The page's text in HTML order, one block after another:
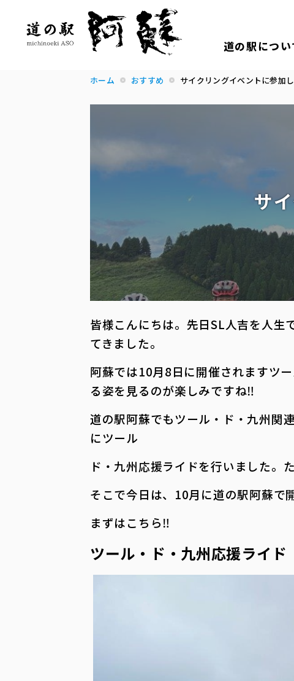
道の駅につい
ホーム おすすめ サイクリングイベントに参加
サ
皆様こんにちは。先日SL人吉を人生
てきました。
阿蘇では10月8日に開催されますツ
る姿を見るのが楽しみですね‼
道の駅阿蘇でもツール・ド・九州関
にツール
ド・九州応援ライドを行いました。
そこで今日は、10月に道の駅阿蘇で
まずはこちら‼
ツール・ド・九州応援ライド